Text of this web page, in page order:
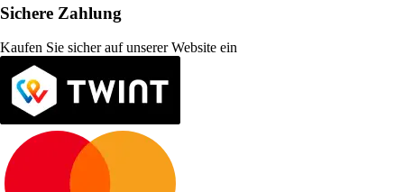
Sichere Zahlung
Kaufen Sie sicher auf unserer Website ein